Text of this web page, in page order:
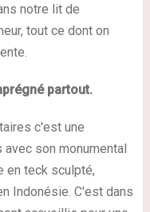
notre lit de
tout ce dont on
partout.
c'est une
son monumental
en teck sculpté,
Indonésie. C'est dans